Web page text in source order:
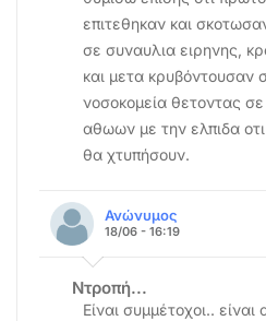
επιτεθηκαν και
σε συναυλια ειρηνης,
και μετα κρυβόντουσαν
νοσοκομεία θετοντας σε
αθωων με την ελπιδα οτι
θα χτυπήσουν.
Ανώνυμος
18/06 - 16:19
Ντροπή...
Είναι συμμέτοχοι.. είναι